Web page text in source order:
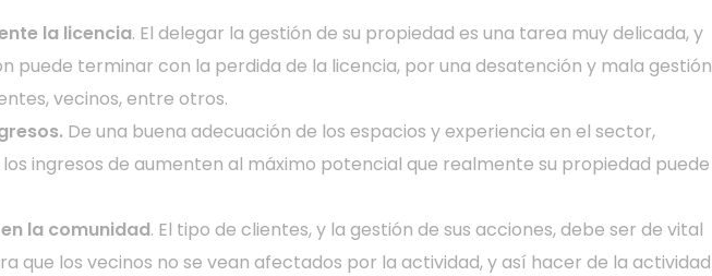
la licencia. El delegar la gestión de su propiedad es una tarea muy delicada, y
puede terminar con la perdida de la licencia, por una desatención y mala gestión
vecinos, entre otros.
De una buena adecuación de los espacios y experiencia en el sector,
ingresos de aumenten al máximo potencial que realmente su propiedad puede
la comunidad. El tipo de clientes, y la gestión de sus acciones, debe ser de vital
que los vecinos no se vean afectados por la actividad, y así hacer de la actividad